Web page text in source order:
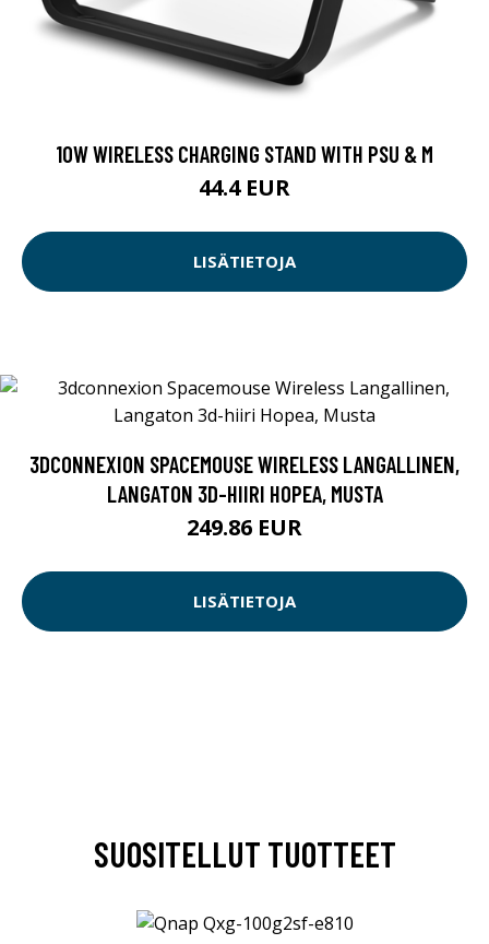
10W WIRELESS CHARGING STAND WITH PSU & M
44.4 EUR
LISÄTIETOJA
3DCONNEXION SPACEMOUSE WIRELESS LANGALLINEN,
LANGATON 3D-HIIRI HOPEA, MUSTA
249.86 EUR
LISÄTIETOJA
SUOSITELLUT TUOTTEET